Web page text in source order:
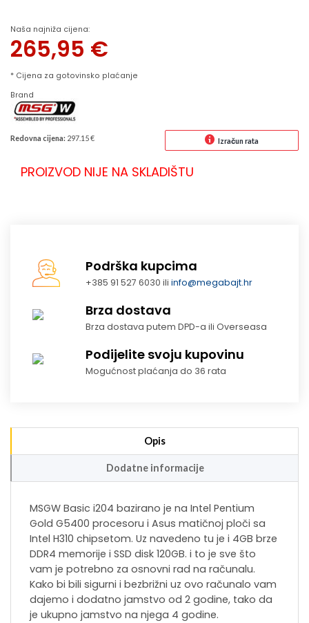
Naša najniža cijena:
265,95 €
* Cijena za gotovinsko plaćanje
Brand
Redovna cijena: 297.15 € Izračun rata
PROIZVOD NIJE NA SKLADIŠTU
Podrška kupcima
+385 91 527 6030 iliinfo@megabajt.hr
Brza dostava
Brza dostava putem DPD-a ili Overseasa
Podijelite svoju kupovinu
Mogućnost plaćanja do 36 rata
Opis
Dodatne informacije
MSGW Basic i204 bazirano je na Intel Pentium
Gold G5400 procesoru i Asus matičnoj ploči sa
Intel H310 chipsetom. Uz navedeno tu je i 4GB brze
DDR4 memorije i SSD disk 120GB. i to je sve što
vam je potrebno za osnovni rad na računalu.
Kako bi bili sigurni i bezbrižni uz ovo računalo vam
dajemo i dodatno jamstvo od 2 godine, tako da
je ukupno jamstvo na njega 4 godine.